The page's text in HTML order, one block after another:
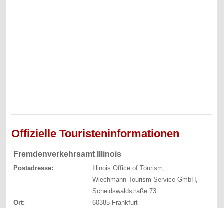
Offizielle Touristeninformationen
Fremdenverkehrsamt Illinois
Postadresse:
Illinois Office of Tourism,
Wiechmann Tourism Service GmbH,
Scheidswaldstraße 73
Ort:
60385 Frankfurt